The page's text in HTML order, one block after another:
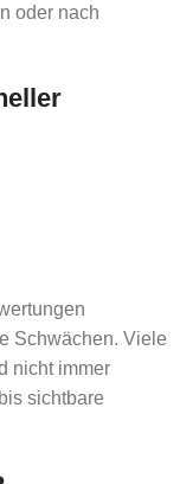
oder nach
Schwächen. Viele
nicht immer
sichtbare